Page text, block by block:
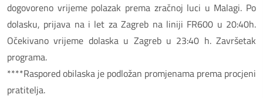
dogovoreno vrijeme polazak prema zračnoj luci u Malagi. Po
dolasku, prijava na i let za Zagreb na liniji FR600 u 20:40h.
Očekivano vrijeme dolaska u Zagreb u 23:40 h. Završetak
programa.
****Raspored obilaska je podložan promjenama prema procjeni
pratitelja.